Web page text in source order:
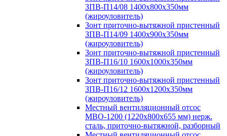
ЗПВ-П14/08 1400х800х350мм
(жироуловитель)
Зонт приточно-вытяжной пристенный
ЗПВ-П14/09 1400х900х350мм
(жироуловитель)
Зонт приточно-вытяжной пристенный
ЗПВ-П16/10 1600х1000х350мм
(жироуловитель)
Зонт приточно-вытяжной пристенный
ЗПВ-П16/12 1600х1200х350мм
(жироуловитель)
Местный вентиляционный отсос
МВО-1200 (1220х800х655 мм) нерж.
сталь, приточно-вытяжной, разборный